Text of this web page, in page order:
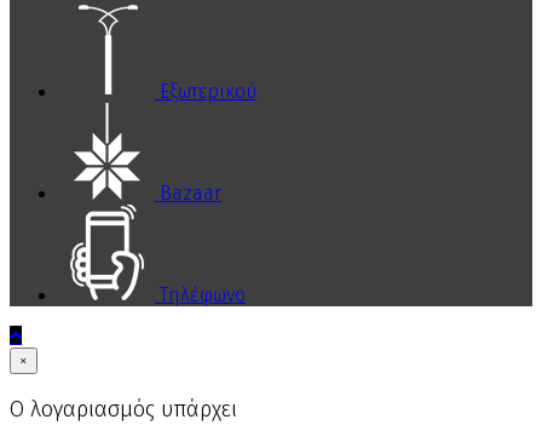
Εξωτερικού
Bazaar
Τηλέφωνο
×
Ο λογαριασμός υπάρχει